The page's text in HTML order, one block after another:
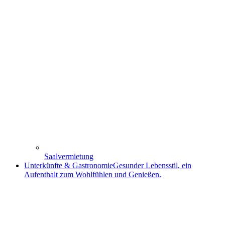
Saalvermietung
Unterkünfte & GastronomieGesunder Lebensstil, ein
Aufenthalt zum Wohlfühlen und Genießen.